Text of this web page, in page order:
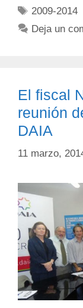
2009-2014
Deja un
El fiscal
reunión
DAIA
11 marzo,